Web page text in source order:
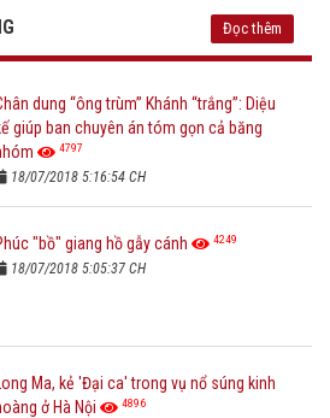
Đọc thêm
dung “ông trùm” Khánh “trắng”: Diệu
giúp ban chuyên án tóm gọn cả băng
4797
18/07/2018 5:16:54 CH
"bồ" giang hồ gẫy cánh 4249
18/07/2018 5:05:37 CH
Long Ma, kẻ 'Đại ca' trong vụ nổ súng kinh
ở Hà Nội
4896